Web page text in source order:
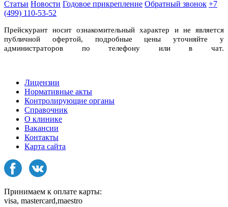
Статьи Новости Годовое прикрепление Обратный звонок +7
(499) 110-53-52
Прейскурант носит ознакомительный характер и не является
публичной офертой, подробные цены уточняйте у
администраторов по телефону или в чат.
Лицензии
Нормативные акты
Контролирующие органы
Справочник
О клинике
Вакансии
Контакты
Карта сайта
Принимаем к оплате карты:
visa, mastercard,maestro